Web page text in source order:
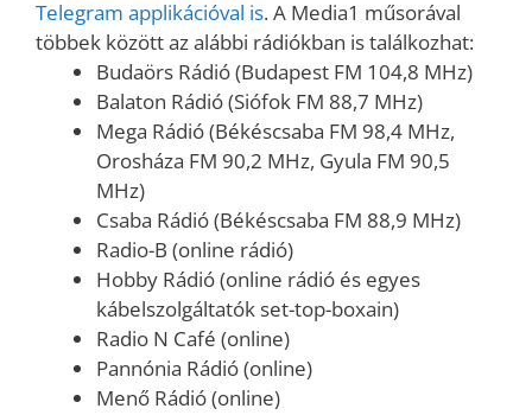
Telegram applikációval is. A Media1 műsorával
többek között az alábbi rádiókban is találkozhat:
Budaörs Rádió (Budapest FM 104,8 MHz)
Balaton Rádió (Siófok FM 88,7 MHz)
Mega Rádió (Békéscsaba FM 98,4 MHz,
Orosháza FM 90,2 MHz, Gyula FM 90,5
MHz)
Csaba Rádió (Békéscsaba FM 88,9 MHz)
Radio-B (online rádió)
Hobby Rádió (online rádió és egyes
kábelszolgáltatók set-top-boxain)
Radio N Café (online)
Pannónia Rádió (online)
Menő Rádió (online)